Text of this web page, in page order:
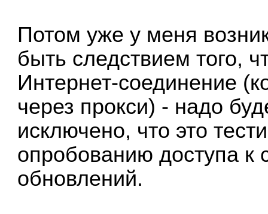
Потом уже у меня
быть следствием того,
Интернет-соединение
через прокси) - надо
исключено, что это
опробованию доступа к
обновлений.